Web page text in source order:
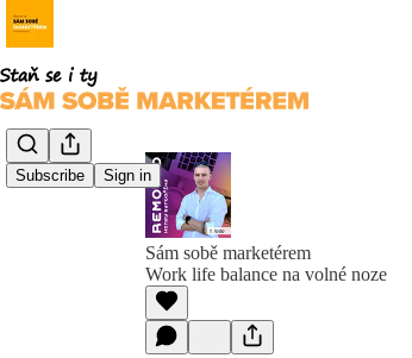
Subscribe Sign in
Sám sobě marketérem
Work life balance na volné noze